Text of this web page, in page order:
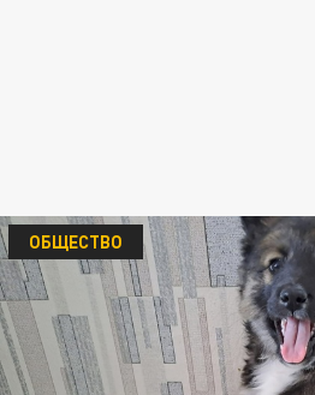
ОБЩЕСТВО